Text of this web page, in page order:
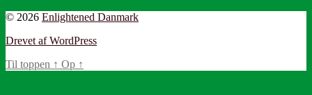
© 2026 Enlightened Danmark
Drevet af WordPress
Til toppen ↑ Op ↑